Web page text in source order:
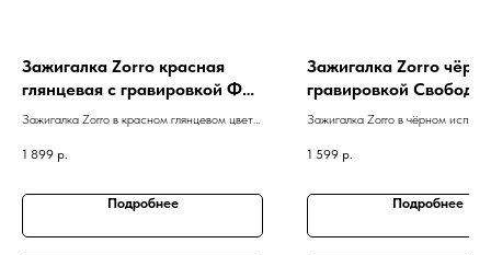
Зажигалка Zorro красная
глянцевая с гравировкой ФК
Спартак
Зажигалка Zorro в красном глянцевом цвете
1 899 р.
Подробнее
Зажигалка Zorro
гравировкой Свобода
смерть
Зажигалка Zorro в чёрном
1 599 р.
Подробнее